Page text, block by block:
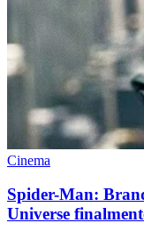
Cinema
Spider-Man:
Universe